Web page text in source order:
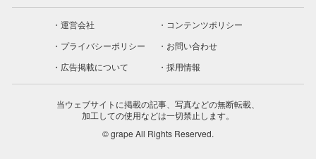
運営会社
コンテンツポリシー
プライバシーポリシー
お問い合わせ
広告掲載について
採用情報
当ウェブサイトに掲載の記事、写真などの無断転載、
加工しての使用などは一切禁止します。
© grape All Rights Reserved.